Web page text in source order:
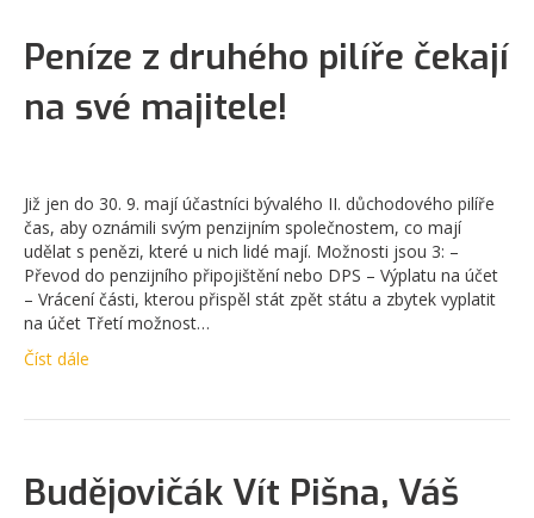
Peníze z druhého pilíře čekají
na své majitele!
Již jen do 30. 9. mají účastníci bývalého II. důchodového pilíře
čas, aby oznámili svým penzijním společnostem, co mají
udělat s penězi, které u nich lidé mají. Možnosti jsou 3: –
Převod do penzijního připojištění nebo DPS – Výplatu na účet
– Vrácení části, kterou přispěl stát zpět státu a zbytek vyplatit
na účet Třetí možnost…
Číst dále
Budějovičák Vít Pišna, Váš